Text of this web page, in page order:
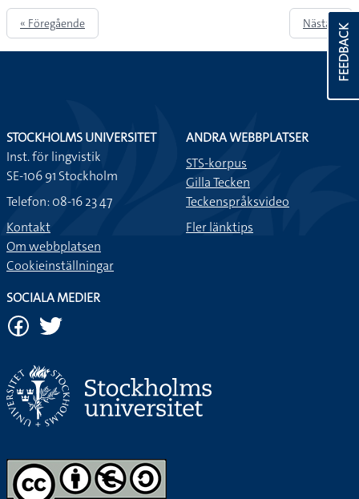
« Föregående Nästa » FEEDBACK
STOCKHOLMS UNIVERSITET
Inst. för lingvistik
SE-106 91 Stockholm
Telefon: 08-16 23 47
Kontakt
Om webbplatsen
Cookieinställningar
ANDRA WEBBPLATSER
STS-korpus
Gilla Tecken
Teckenspråksvideo
Fler länktips
SOCIALA MEDIER